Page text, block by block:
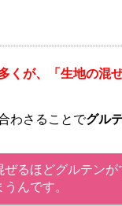
くが、「生地の混ぜ
わさることでグル
るほどグルテン
んです。